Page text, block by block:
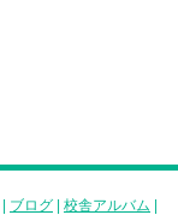
ブログ 校舎アルバム